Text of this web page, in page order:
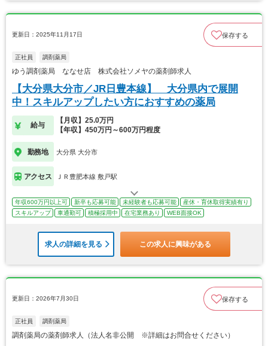
更新日：2025年11月17日 保存する
正社員 調剤薬局
ゆう調剤薬局 ななせ店 株式会社ソメヤの薬剤師求人
【大分県大分市／JR日豊本線】 大分県内で展開
中！スキルアップしたい方におすすめの薬局
給与
【月収】25.0万円
【年収】450万円～600万円程度
勤務地 大分県 大分市
アクセス ＪＲ豊肥本線 敷戸駅
年収600万円以上可 新卒も応募可能 未経験者も応募可能
産休・育休取得実績有り
スキルアップ
車通勤可 積極採用中 在宅業務あり WEB面接OK
求人の詳細を見る この求人に興味がある
更新日：2026年7月30日 保存する
正社員 調剤薬局
調剤薬局の薬剤師求人（法人名非公開 ※詳細はお問合せください）